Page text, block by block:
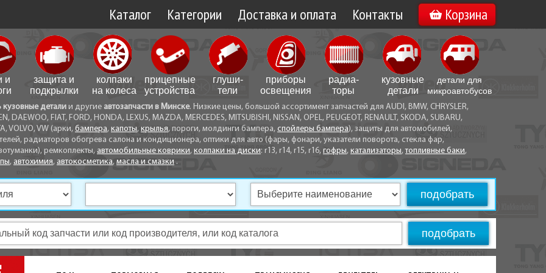
Каталог Категории Доставка и оплата
Доставка по Минску
Доставка по Беларуси
Самовывоз
Способы оплаты
Контакты
Вакансии
Корзина
и
защита и
подкрылки
колпаки
на колеса
прицепные
устройства
глуши­
тели
приборы
освещения
радиа­
торы
кузовные
детали
детали для
микро­автобусов
кузовные детали и другие автозапчасти в Минске. Низкие цены, большой ассортимент запчастей для AUDI, BMW, CHRYSLER,
DAEWOO, FIAT, FORD, HONDA, LEXUS, MAZDA, MERCEDES, MITSUBISHI, NISSAN, OPEL, PEUGEOT, RENAULT, SKODA, SUBARU,
VOLVO, VW (арки, бампера, капоты, крылья, пороги, молдинги бампера, спойлеры бампера), защиты для автомобилей,
радиаторов обогрева салона и кондиционера, оптики для авто (фары, фонари, указатели поворота, стекла фар,
ремкоплекты, автомобильные коврики, колпаки на диски: r13, r14, r15, r16, гофры, катализаторы,топливные баки,
, автохимия, автокосметика, масла и смазки .